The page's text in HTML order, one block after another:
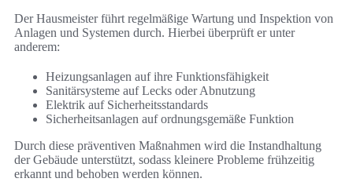
Der Hausmeister führt regelmäßige Wartung und Inspektion von
Anlagen und Systemen durch. Hierbei überprüft er unter
anderem:
Heizungsanlagen auf ihre Funktionsfähigkeit
Sanitärsysteme auf Lecks oder Abnutzung
Elektrik auf Sicherheitsstandards
Sicherheitsanlagen auf ordnungsgemäße Funktion
Durch diese präventiven Maßnahmen wird die Instandhaltung
der Gebäude unterstützt, sodass kleinere Probleme frühzeitig
erkannt und behoben werden können.